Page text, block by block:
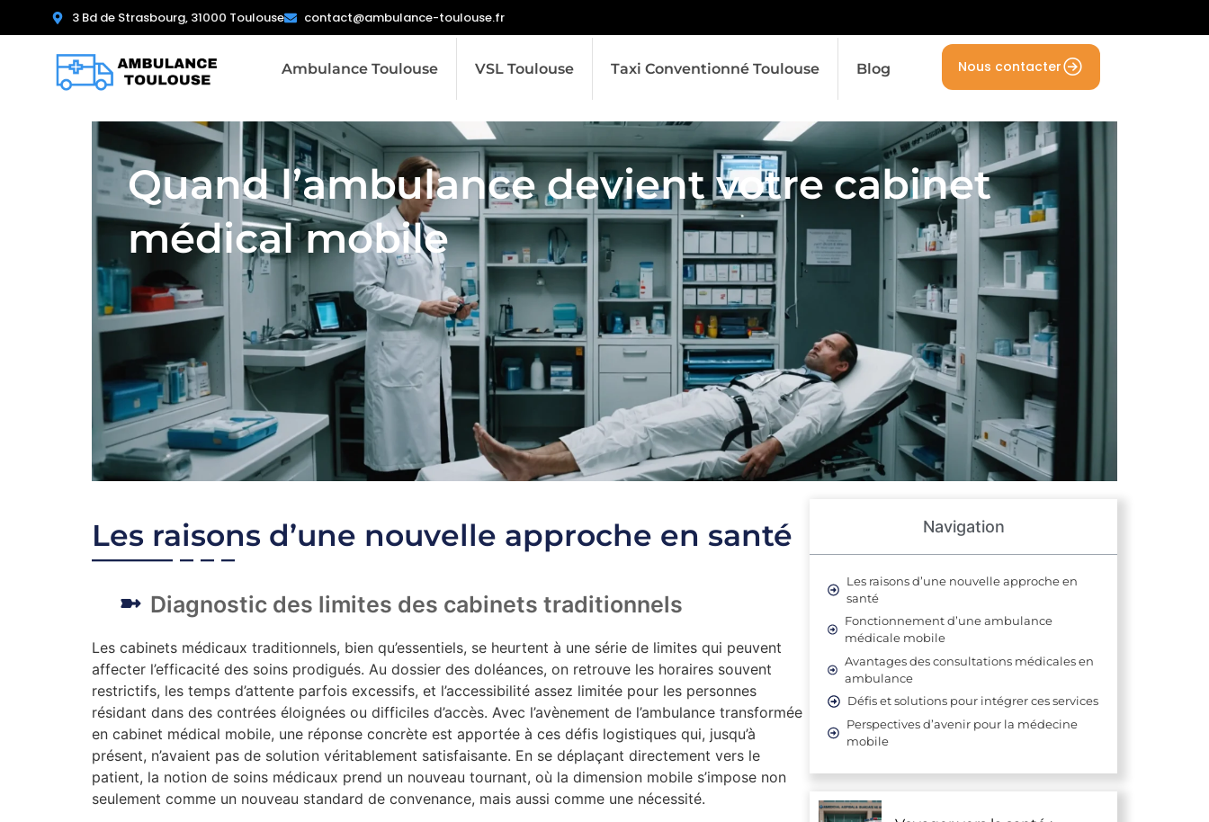
3 Bd de Strasbourg, 31000 Toulouse contact@ambulance-toulouse.fr
Ambulance Toulouse VSL Toulouse Taxi Conventionné Toulouse Blog Nous contacter
Quand l’ambulance devient votre cabinet
médical mobile
Les raisons d’une nouvelle approche en santé
Diagnostic des limites des cabinets traditionnels
Les cabinets médicaux traditionnels, bien qu’essentiels, se heurtent à une série de limites qui peuvent
affecter l’efficacité des soins prodigués. Au dossier des doléances, on retrouve les horaires souvent
restrictifs, les temps d’attente parfois excessifs, et l’accessibilité assez limitée pour les personnes
résidant dans des contrées éloignées ou difficiles d’accès. Avec l’avènement de l’ambulance transformée
en cabinet médical mobile, une réponse concrète est apportée à ces défis logistiques qui, jusqu’à
présent, n’avaient pas de solution véritablement satisfaisante. En se déplaçant directement vers le
patient, la notion de soins médicaux prend un nouveau tournant, où la dimension mobile s’impose non
seulement comme un nouveau standard de convenance, mais aussi comme une nécessité.
Navigation
Les raisons d’une nouvelle approche en
santé
Fonctionnement d’une ambulance
médicale mobile
Avantages des consultations médicales en
ambulance
Défis et solutions pour intégrer ces services
Perspectives d’avenir pour la médecine
mobile